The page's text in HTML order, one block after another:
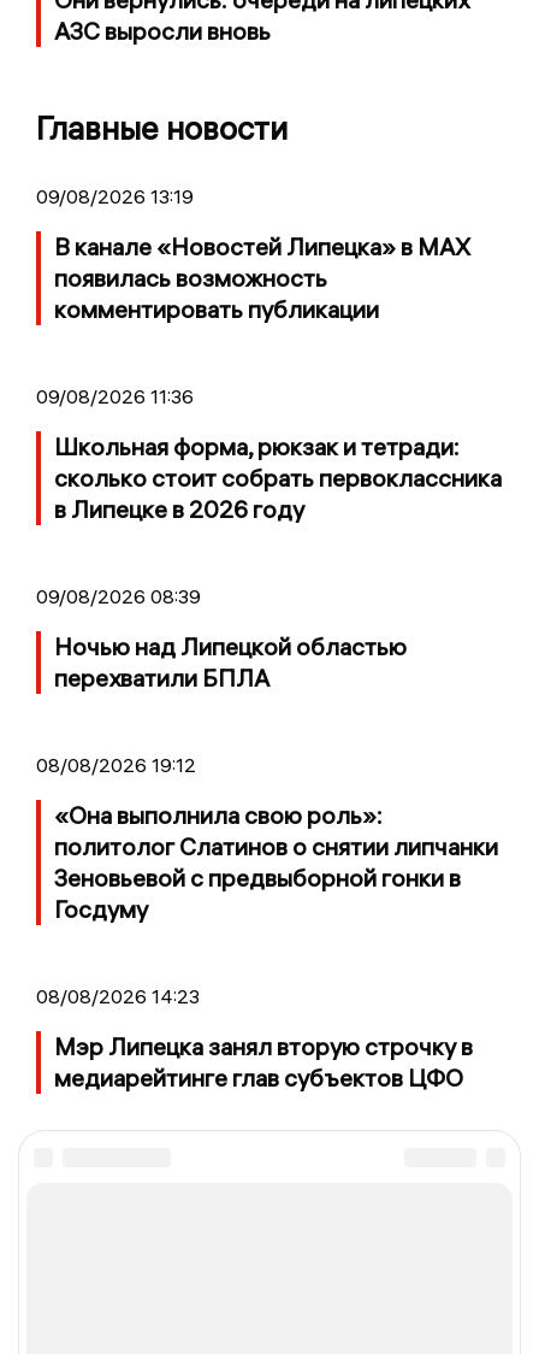
АЗС выросли вновь
Главные новости
09/08/2026 13:19
В канале «Новостей Липецка» в MAX
появилась возможность
комментировать публикации
09/08/2026 11:36
Школьная форма, рюкзак и тетради:
сколько стоит собрать первоклассника
в Липецке в 2026 году
09/08/2026 08:39
Ночью над Липецкой областью
перехватили БПЛА
08/08/2026 19:12
«Она выполнила свою роль»:
политолог Слатинов о снятии липчанки
Зеновьевой с предвыборной гонки в
Госдуму
08/08/2026 14:23
Мэр Липецка занял вторую строчку в
медиарейтинге глав субъектов ЦФО